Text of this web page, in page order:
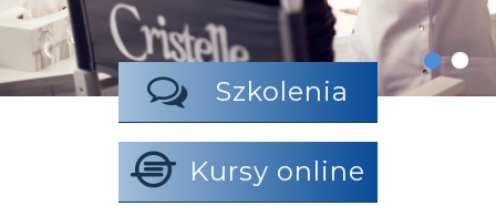
Szkolenia
Kursy online